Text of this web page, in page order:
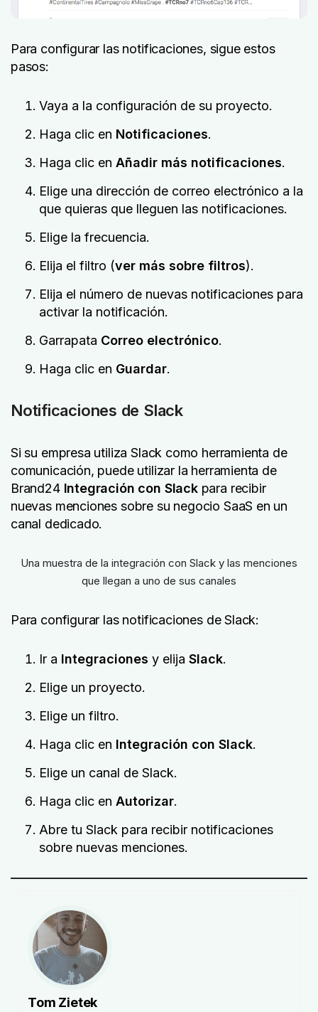
Para configurar las notificaciones, sigue estos
pasos:
Vaya a la configuración de su proyecto.
Haga clic en Notificaciones.
Haga clic en Añadir más notificaciones.
Elige una dirección de correo electrónico a la
que quieras que lleguen las notificaciones.
Elige la frecuencia.
Elija el filtro (ver más sobre filtros).
Elija el número de nuevas notificaciones para
activar la notificación.
Garrapata Correo electrónico.
Haga clic en Guardar.
Notificaciones de Slack
Si su empresa utiliza Slack como herramienta de
comunicación, puede utilizar la herramienta de
Brand24 Integración con Slackpara recibir
nuevas menciones sobre su negocio SaaS en un
canal dedicado.
Para configurar las notificaciones de Slack:
Ir a Integraciones y elija Slack.
Elige un proyecto.
Elige un filtro.
Haga clic en Integración con Slack.
Elige un canal de Slack.
Haga clic en Autorizar.
Abre tu Slack para recibir notificaciones
sobre nuevas menciones.
Tom Zietek